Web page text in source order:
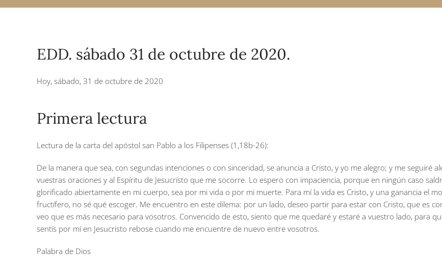
EDD. sábado 31 de octubre de 2020.
Hoy, sábado, 31 de octubre de 2020
Primera lectura
Lectura de la carta del apóstol san Pablo a los Filipenses (1,18b-26):
De la manera que sea, con segundas intenciones o con sinceridad, se anuncia a Cristo, y yo me alegro; y me seguiré
vuestras oraciones y al Espíritu de Jesucristo que me socorre. Lo espero con impaciencia, porque en ningún caso
glorificado abiertamente en mi cuerpo, sea por mi vida o por mi muerte. Para mí la vida es Cristo, y una ganancia el
fructífero, no sé qué escoger. Me encuentro en este dilema: por un lado, deseo partir para estar con Cristo, que es
veo que es más necesario para vosotros. Convencido de esto, siento que me quedaré y estaré a vuestro lado, para
sentís por mí en Jesucristo rebose cuando me encuentre de nuevo entre vosotros.
Palabra de Dios